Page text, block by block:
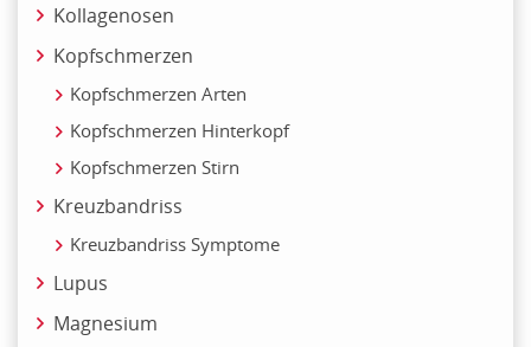
Kollagenosen
Kopfschmerzen
Kopfschmerzen Arten
Kopfschmerzen Hinterkopf
Kopfschmerzen Stirn
Kreuzbandriss
Kreuzbandriss Symptome
Lupus
Magnesium